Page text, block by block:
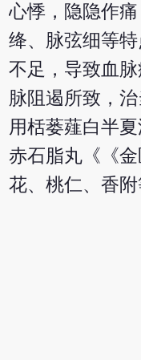
心悸，隐隐作
绛、脉弦细等
不足，导致血
脉阻遏所致，
用栝蒌薤白半
赤石脂丸《《
花、桃仁、香附